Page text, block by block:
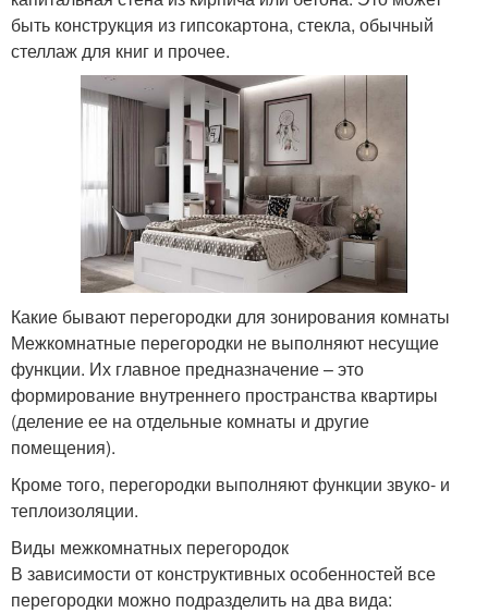
быть конструкция из гипсокартона, стекла, обычный
стеллаж для книг и прочее.
Какие бывают перегородки для зонирования комнаты
Межкомнатные перегородки не выполняют несущие
функции. Их главное предназначение – это
формирование внутреннего пространства квартиры
(деление ее на отдельные комнаты и другие
помещения).
Кроме того, перегородки выполняют функции звуко- и
теплоизоляции.
Виды межкомнатных перегородок
В зависимости от конструктивных особенностей все
перегородки можно подразделить на два вида: